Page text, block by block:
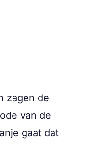
zagen de
van de
gaat dat